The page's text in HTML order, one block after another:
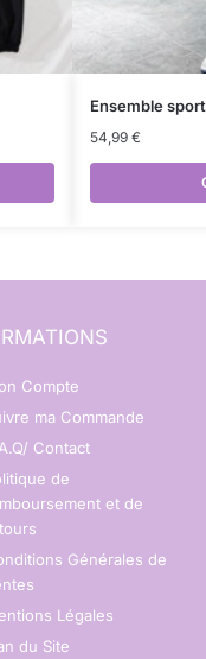
Ensemble
54,99 €
Compte
ma Commande
Contact
de
et de
Générales de
Légales
du Site